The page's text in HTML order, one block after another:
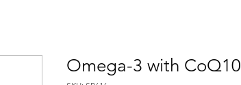
Omega-3 with CoQ10